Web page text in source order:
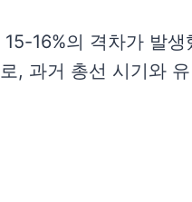
16%의 격차가 발생
, 과거 총선 시기와 유